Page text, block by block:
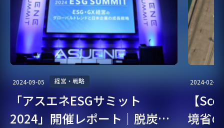
2024-09-05 経営・戦略
「アスエネESGサミット
2024」開催レポート｜脱炭
2024-02-07
【
境省